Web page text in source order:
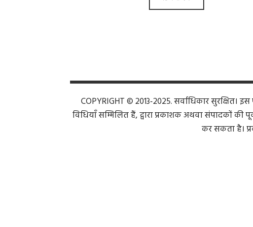
COPYRIGHT © 2013-2025. सर्वाधिकार सुरक्षित।
विधियाँ सम्मिलित हैं, द्वारा प्रकाशक अथवा संपादकों की
कर सकता है।